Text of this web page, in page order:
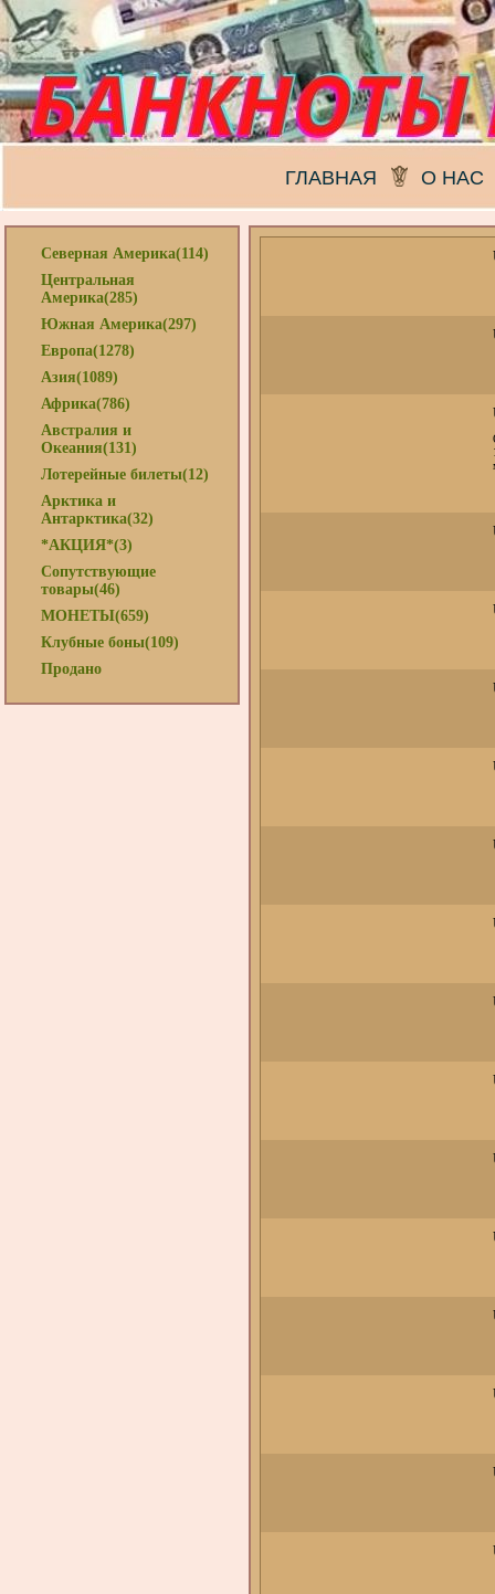
ГЛАВНАЯ О НАС
Северная Америка(114)
Центральная
Америка(285)
Южная Америка(297)
Европа(1278)
Азия(1089)
Африка(786)
Австралия и
Океания(131)
Лотерейные билеты(12)
Арктика и
Антарктика(32)
*АКЦИЯ*(3)
Сопутствующие
товары(46)
МОНЕТЫ(659)
Клубные боны(109)
Продано